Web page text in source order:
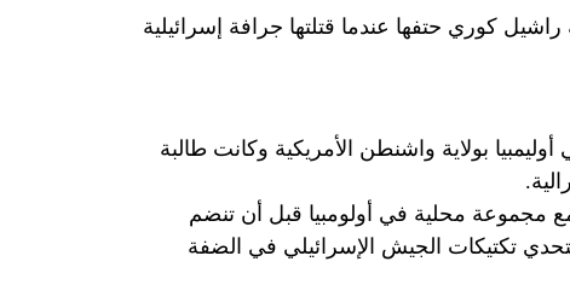
الأمريكية راشيل كوري حتفها عندما قتلتها جرافة إسرائيلية
راشيل كوري في 10 ابريل/نيسان عام 1979 في أوليمبيا بولاية واشنطن الأمريكية وكانت طالبة
مجموعة محلية في أولومبيا قبل أن تنضم
تكتيكات الجيش الإسرائيلي في الضفة